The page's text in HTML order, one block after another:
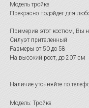
Модель тройка
Прекрасно подойдет для
Примерив этот костюм, Вы
Силуэт приталенный
Размеры от 50 до 58
На высокий рост, до 207 см
Наличие уточняйте по
Модель: Тройка